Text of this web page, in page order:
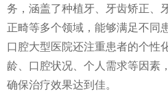
务，涵盖了种植牙、牙齿矫正、
正畸等多个领域，能够满足不同
口腔大型医院还注重患者的个性
龄、口腔状况、个人需求等因素
确保治疗效果达到佳。